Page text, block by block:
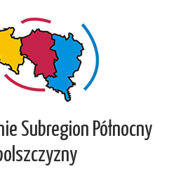
Subregion Północny